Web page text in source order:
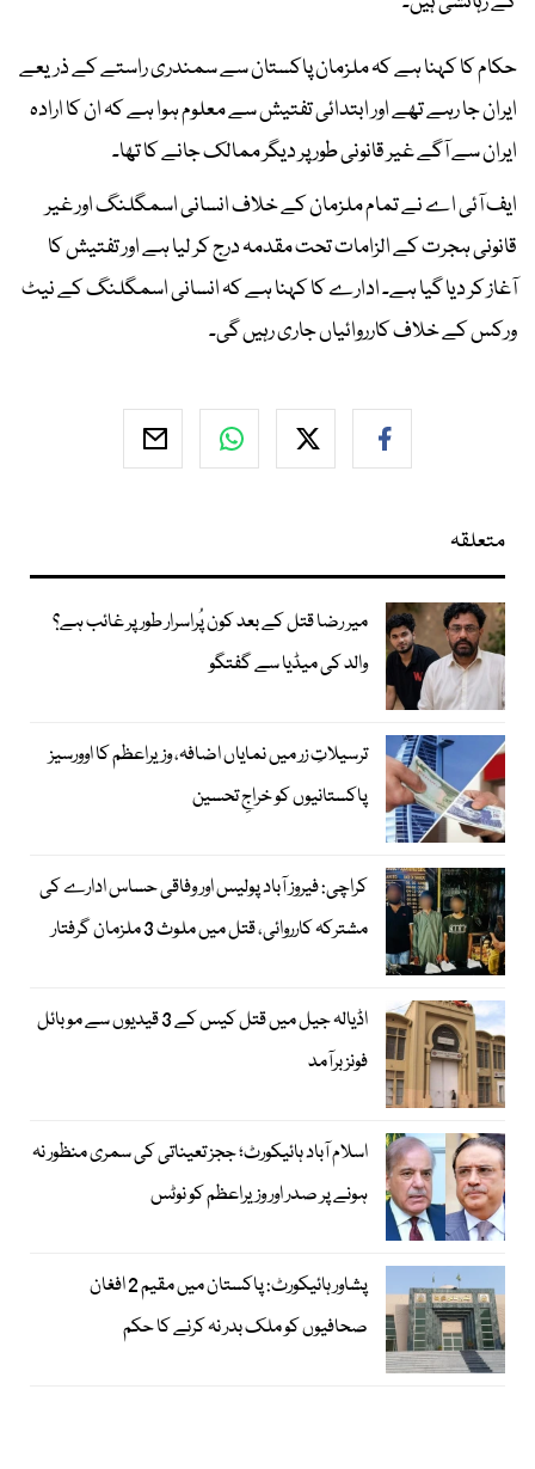
حکام کا کہنا ہے کہ ملزمان پاکستان سے سمندری راستے کے ذریعے
ایران جا رہے تھے اور ابتدائی تفتیش سے معلوم ہوا ہے کہ ان کا ارادہ
ایران سے آگے غیر قانونی طور پر دیگر ممالک جانے کا تھا۔
ایف آئی اے نے تمام ملزمان کے خلاف انسانی اسمگلنگ اور غیر
قانونی ہجرت کے الزامات تحت مقدمہ درج کر لیا ہے اور تفتیش کا
آغاز کر دیا گیا ہے۔ ادارے کا کہنا ہے کہ انسانی اسمگلنگ کے نیٹ
ورکس کے خلاف کارروائیاں جاری رہیں گی۔
متعلقہ
میر رضا قتل کے بعد کون پُراسرار طور پر غائب ہے؟
والد کی میڈیا سے گفتگو
ترسیلاتِ زر میں نمایاں اضافہ، وزیراعظم کا اوورسیز
پاکستانیوں کو خراجِ تحسین
کراچی: فیروز آباد پولیس اور وفاقی حساس ادارے کی
مشترکہ کارروائی، قتل میں ملوث 3 ملزمان گرفتار
اڈیالہ جیل میں قتل کیس کے 3 قیدیوں سے موبائل
فونز برآمد
اسلام آباد ہائیکورٹ؛ ججز تعیناتی کی سمری منظور نہ
ہونے پر صدر اور وزیراعظم کو نوٹس
پشاور ہائیکورٹ: پاکستان میں مقیم 2 افغان
صحافیوں کو ملک بدر نہ کرنے کا حکم